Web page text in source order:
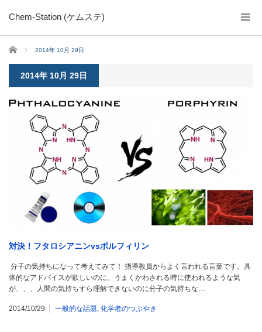
Chem-Station (ケムステ)
ホーム 2014年 10月 29日
2014年 10月 29日
対決！フタロシアニンvsポルフィリン
分子の気持ちになって考えてみて！ 指導教員からよく言われる言葉です。具
体的なアドバイスが欲しいのに、うまくかわされる時に使われるような気
が、、、人間の気持ちすら理解できないのに分子の気持ちな…
2014/10/29 一般的な話題, 化学者のつぶやき